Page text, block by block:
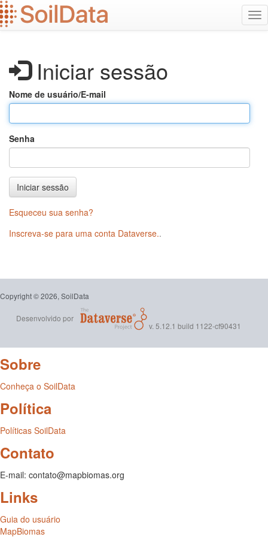
Ir
para
o
Iniciar sessão
Nome de usuário/E-mail
Senha
Iniciar sessão
Esqueceu sua senha?
Inscreva-se para uma conta Dataverse..
Copyright © 2026, SoilData
Desenvolvido por
v. 5.12.1 build 1122-cf90431
Sobre
Conheça o SoilData
Política
Políticas SoilData
Contato
E-mail: contato@mapbiomas.org
Links
Guia do usuário
MapBiomas